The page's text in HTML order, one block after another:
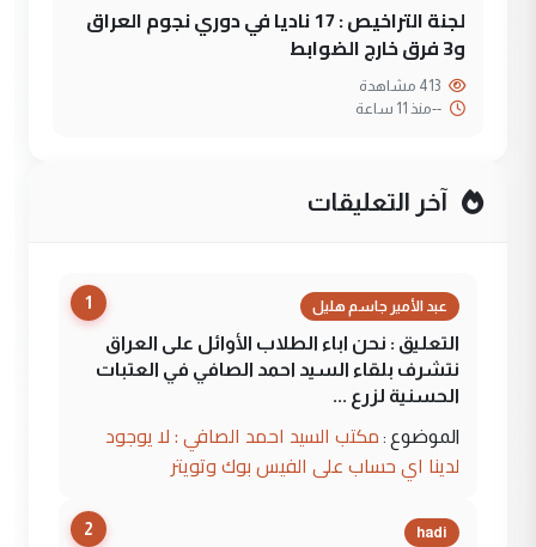
لجنة التراخيص : 17 ناديا في دوري نجوم العراق
و3 فرق خارج الضوابط
--منذ 11 ساعة
آخر التعليقات
1 عبد الأمير جاسم هليل
التعليق : نحن اباء الطلاب الأوائل على العراق
نتشرف بلقاء السيد احمد الصافي في العتبات
الحسنية لزرع ...
الموضوع : مكتب السيد احمد الصافي : لا يوجود
لدينا اي حساب على الفيس بوك وتويتر
2 hadi